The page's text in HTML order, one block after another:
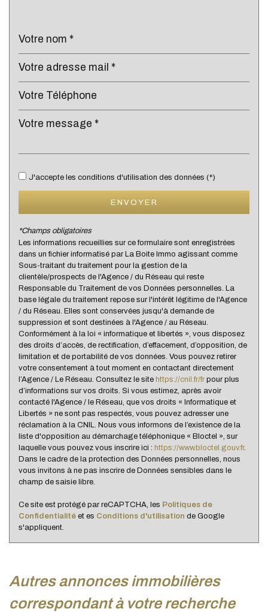
Bibliothèque
Bureau de poste
Mairie
statistiques
Propriétaires (vs. locataires)
Taxe foncière
17,17 %
Habitants de moins de 25 ans
Habitants de 25 à 55 ans
Habitants de plus de 55 ans
27,77 %
Nombre d'enfants par famille
Familles sans enfant
44,92 %
Familles avec 1 ou 2 enfants
45,69 %
Maisons
92,22 %
Appartements
Familles avec 3 enfants
8,11 %
J'accepte les conditions d'utilisation des données (*)
ENVOYER
*Champs obligatoires
Les informations recueillies sur ce formulaire sont enregistrées
dans un fichier informatisé par La Boite Immo agissant comme
Sous-traitant du traitement pour la gestion de la
clientèle/prospects de l'Agence / du Réseau qui reste
Responsable du Traitement de vos Données personnelles. La
base légale du traitement repose sur l'intérêt légitime de l'Agence
/ du Réseau. Elles sont conservées jusqu'à demande de
suppression et sont destinées à l'Agence / au Réseau.
Conformément à la loi « informatique et libertés », vous disposez
des droits d’accès, de rectification, d’effacement, d’opposition, de
limitation et de portabilité de vos données. Vous pouvez retirer
votre consentement à tout moment en contactant directement
l’Agence / Le Réseau. Consultez le site https://cnil.fr/fr pour plus
d’informations sur vos droits. Si vous estimez, après avoir
contacté l'Agence / le Réseau, que vos droits « Informatique et
Libertés » ne sont pas respectés, vous pouvez adresser une
réclamation à la CNIL. Nous vous informons de l’existence de la
liste d'opposition au démarchage téléphonique « Bloctel », sur
laquelle vous pouvez vous inscrire ici : https://www.bloctel.gouv.fr.
Dans le cadre de la protection des Données personnelles, nous
vous invitons à ne pas inscrire de Données sensibles dans le
champ de saisie libre.
Ce site est protégé par reCAPTCHA, les Politiques de
Confidentialité et es Conditions d'utilisation de Google
s'appliquent.
autres annonces immobilières
correspondant à votre recherche